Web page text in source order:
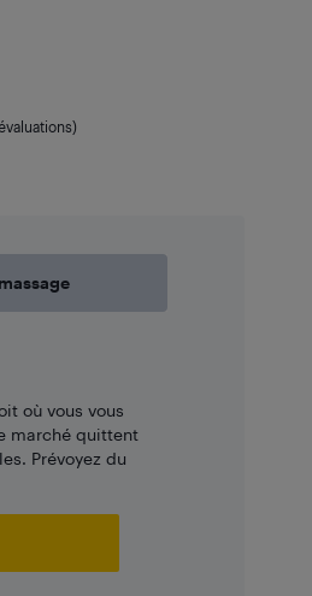
où vous vous
marché quittent
Prévoyez du